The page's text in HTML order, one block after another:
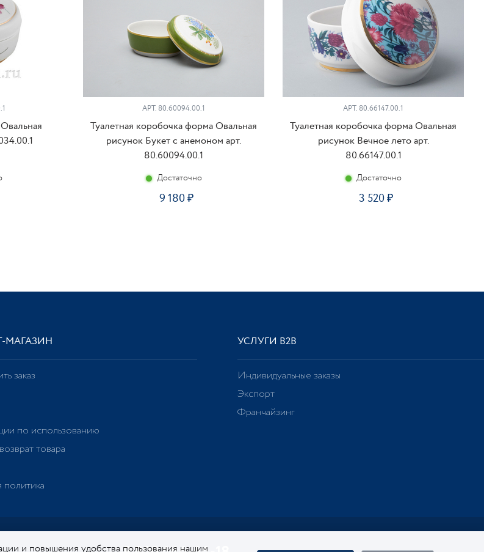
АРТ. 80.60094.00.1
Туалетная коробочка форма Овальная
рисунок Букет с анемоном арт.
80.60094.00.1
Достаточно
9 180
АРТ. 80.66147.00.1
Туалетная коробочка форма Овальная
рисунок Вечное лето арт.
80.66147.00.1
Достаточно
3 520
МАГАЗИН
заказ
по использованию
товара
политика
УСЛУГИ В2В
Индивидуальные заказы
Экспорт
Франчайзинг
и повышения удобства пользования нашим